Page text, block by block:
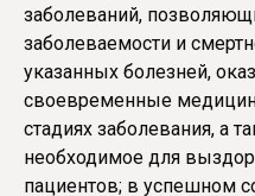
заболеваний,
заболеваемости и
указанных болезней,
своевременные
стадиях заболевания, а
необходимое для
пациентов; в успешном